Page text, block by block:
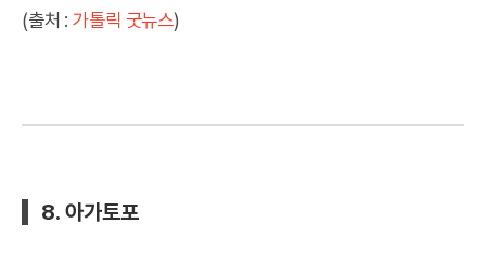
(출처 :가톨릭 굿뉴스)
8. 아가토포